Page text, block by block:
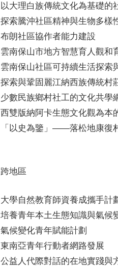
以大理白族傳統文化為基礎的
探索騰沖社區精神與生物多樣
布朗社區協作者能力建設
雲南保山市地方智慧育人觀和
雲南保山社區可持續生活探索
探索與鞏固麗江納西族傳統村
少數民族鄉村社工的文化共學
西雙版納阿卡生態文化觀為本
「以史為鑒」——落松地康復
跨地區
大學自然教育師資養成攜手計
培養青年本土生態知識與氣候
氣候變化青年賦能計劃
東南亞青年行動者網路發展
公益人代際對話的在地實踐與